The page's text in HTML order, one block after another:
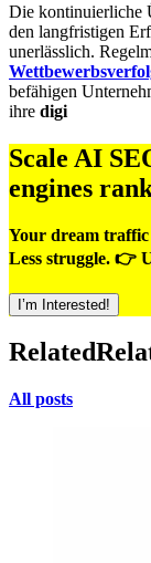
Die kontinuierliche
den langfristigen
unerlässlich.
befähigen
ihre digi
Scale AI
engines
Your dream traffic
Less struggle. 👉
I’m Interested!
Related
All posts